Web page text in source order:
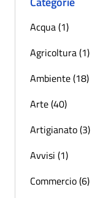
Acqua (1)
Agricoltura (1)
Ambiente (18)
Arte (40)
Artigianato (3)
Avvisi (1)
Commercio (6)